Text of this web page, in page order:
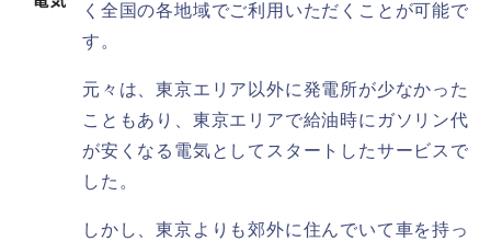
く全国の各地域でご利用いただくことが可能で
す。
元々は、東京エリア以外に発電所が少なかった
こともあり、東京エリアで給油時にガソリン代
が安くなる電気としてスタートしたサービスで
した。
しかし、東京よりも郊外に住んでいて車を持っ